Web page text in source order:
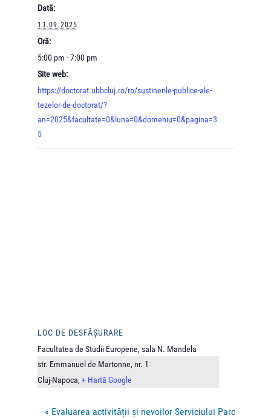
Dată:
11.09.2025
Oră:
5:00 pm - 7:00 pm
Site web:
https://doctorat.ubbcluj.ro/ro/sustinerile-publice-ale-
tezelor-de-doctorat/?
an=2025&facultate=0&luna=0&domeniu=0&pagina=3
5
LOC DE DESFĂȘURARE
Facultatea de Studii Europene, sala N. Mandela
str. Emmanuel de Martonne, nr. 1
Cluj-Napoca, + Hartă Google
« Evaluarea activității și nevoilor Serviciului Parc